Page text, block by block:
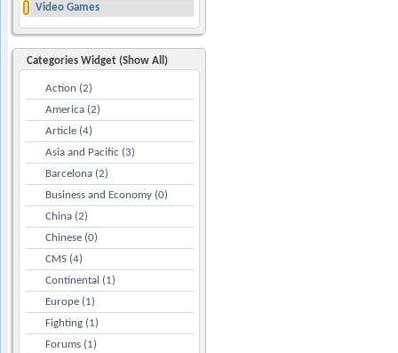
Video Games
Categories Widget (Show All)
Action (2)
America (2)
Article (4)
Asia and Pacific (3)
Barcelona (2)
Business and Economy (0)
China (2)
Chinese (0)
CMS (4)
Continental (1)
Europe (1)
Fighting (1)
Forums (1)